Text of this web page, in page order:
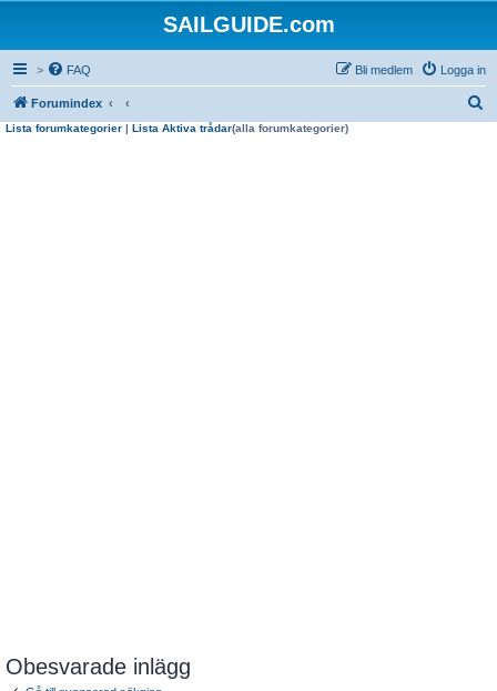
SAILGUIDE.com
> FAQ Logga in
Bli medlem
Forumindex
Lista forumkategorier | Lista Aktiva trådar(alla forumkategorier)
Obesvarade inlägg